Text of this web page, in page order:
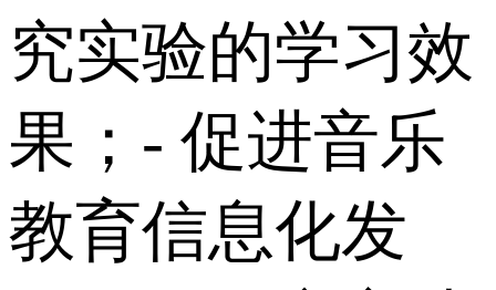
究实验的学习效
果； - 促进音乐
教育信息化发